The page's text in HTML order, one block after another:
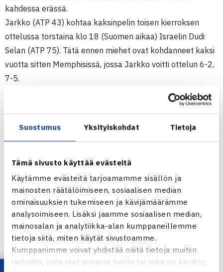
Suostumus Yksityiskohdat Tietoja
Tämä sivusto käyttää evästeitä
Käytämme evästeitä tarjoamamme sisällön ja
mainosten räätälöimiseen, sosiaalisen median
ominaisuuksien tukemiseen ja kävijämäärämme
analysoimiseen. Lisäksi jaamme sosiaalisen median,
mainosalan ja analytiikka-alan kumppaneillemme
tietoja siitä, miten käytät sivustoamme.
Kumppanimme voivat yhdistää näitä tietoja muihin
tietoihin, joita olet antanut heille tai joita on kerätty,
kahdessa erässä.
Jarkko (ATP 43) kohtaa kaksinpelin toisen kierroksen
ottelussa torstaina klo 18 (Suomen aikaa) Israelin Dudi
Selan (ATP 75). Tätä ennen miehet ovat kohdanneet kaksi
vuotta sitten Memphisissä, jossa Jarkko voitti ottelun 6-2,
7-5.
Nelinpeli
Nieminen/Viktor Troicki Serbia 76(4) 62
Delray Beachin ATP250-turnauksen verkkosivut
Jarkko Niemisen verkkosivut